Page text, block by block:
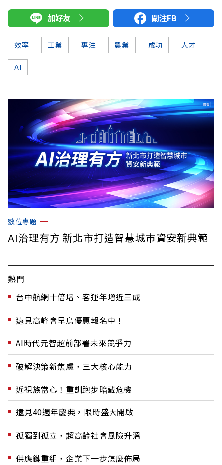
加好友 關注FB
效率 工業 專注 農業 成功 人才
AI
數位專題
AI治理有方 新北市打造智慧城市資安新典範
熱門
台中航網十倍增、客運年增近三成
遠見高峰會早鳥優惠報名中！
AI時代元智超前部署未來競爭力
破解決策新焦慮，三大核心能力
近視族當心！重訓跑步暗藏危機
遠見40週年慶典，限時盛大開啟
孤獨到孤立，超高齡社會風險升溫
供應鏈重組，企業下一步怎麼佈局